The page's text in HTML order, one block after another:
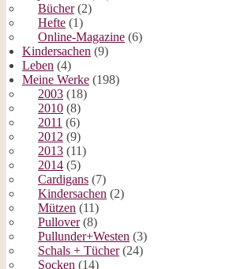
Bücher(2)
Hefte (1)
Online-Magazine (6)
Kindersachen (9)
Leben (4)
Meine Werke (198)
2003 (18)
2010 (8)
2011 (6)
2012 (9)
2013 (11)
2014 (5)
Cardigans (7)
Kindersachen (2)
Mützen (11)
Pullover(8)
Pullunder+Westen (3)
Schals + Tücher(24)
Socken (14)